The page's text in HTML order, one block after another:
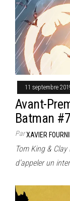
11 septembre
Avant-
Batman
ParXAVIER
Tom King &
d’appeler un